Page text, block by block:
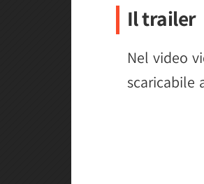
Il trailer
Nel video
scaricabile